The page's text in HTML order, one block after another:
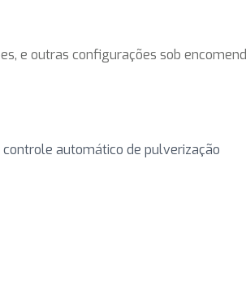
e outras configurações sob
automático de pulverização